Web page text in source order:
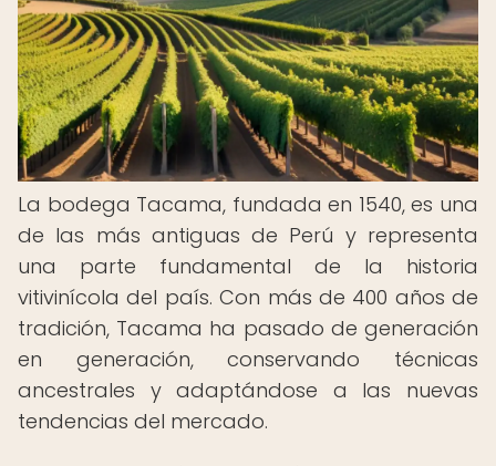
La bodega Tacama, fundada en 1540, es una
de las más antiguas de Perú y representa
una parte fundamental de la historia
vitivinícola del país. Con más de 400 años de
tradición, Tacama ha pasado de generación
en generación, conservando técnicas
ancestrales y adaptándose a las nuevas
tendencias del mercado.